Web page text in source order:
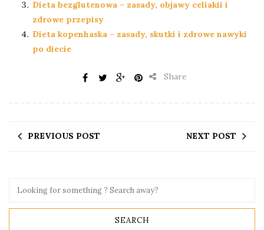
Dieta bezglutenowa – zasady, objawy celiakii i
zdrowe przepisy
Dieta kopenhaska – zasady, skutki i zdrowe nawyki
po diecie
Share
PREVIOUS POST NEXT POST